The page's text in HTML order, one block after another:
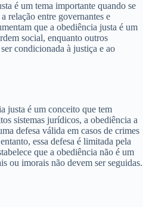
é um tema importante quando se
relação entre governantes e
que a obediência justa é um
social, enquanto outros
condicionada à justiça e ao
justa é um conceito que tem
sistemas jurídicos, a obediência a
defesa válida em casos de crimes
essa defesa é limitada pela
que a obediência não é um
ou imorais não devem ser seguidas.